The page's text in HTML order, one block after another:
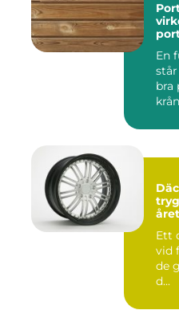
En
bra
Ett
vid
de
d...